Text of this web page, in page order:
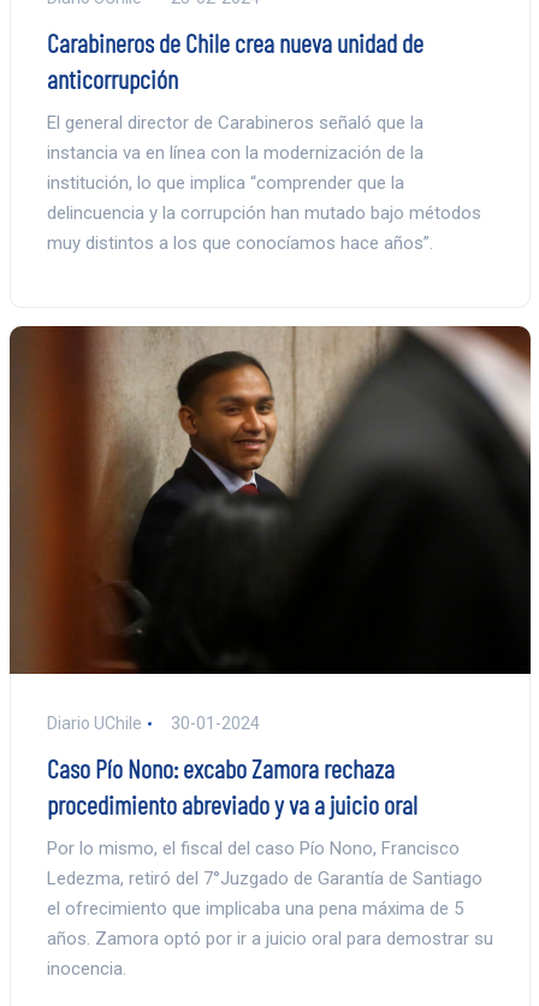
Carabineros de Chile crea nueva unidad de
anticorrupción
El general director de Carabineros señaló que la
instancia va en línea con la modernización de la
institución, lo que implica “comprender que la
delincuencia y la corrupción han mutado bajo métodos
muy distintos a los que conocíamos hace años”.
Diario UChile 30-01-2024
Caso Pío Nono: excabo Zamora rechaza
procedimiento abreviado y va a juicio oral
Por lo mismo, el fiscal del caso Pío Nono, Francisco
Ledezma, retiró del 7°Juzgado de Garantía de Santiago
el ofrecimiento que implicaba una pena máxima de 5
años. Zamora optó por ir a juicio oral para demostrar su
inocencia.